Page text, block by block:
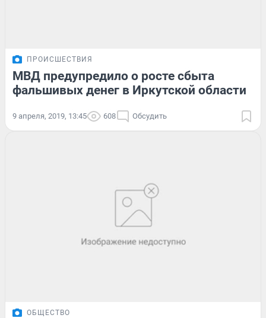
ПРОИСШЕСТВИЯ
МВД предупредило о росте сбыта
фальшивых денег в Иркутской области
9 апреля, 2019, 13:45 608 Обсудить
ОБЩЕСТВО